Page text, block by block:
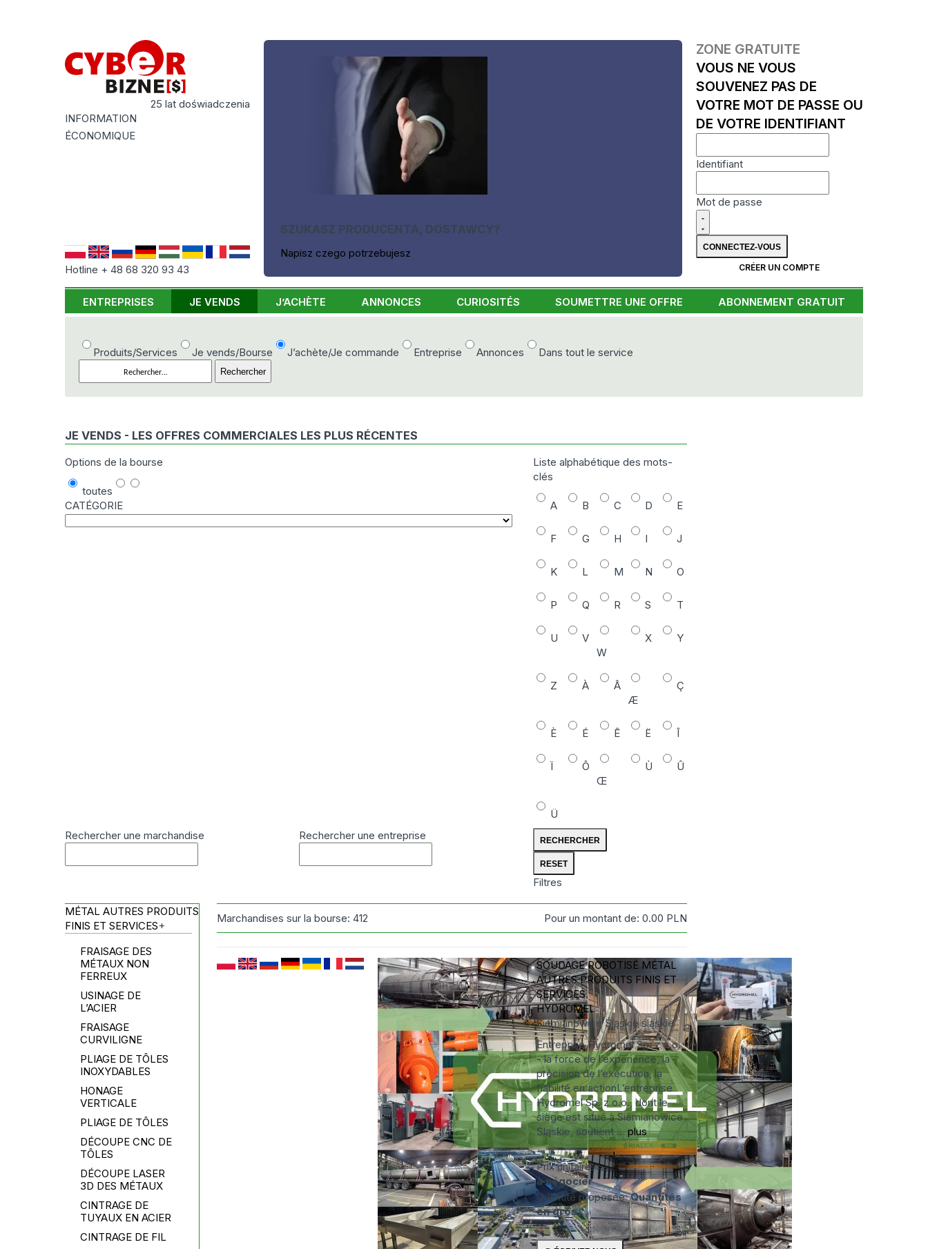
25 lat doświadczenia
INFORMATION
ÉCONOMIQUE
Hotline + 48 68 320 93 43
SZUKASZ PRODUCENTA, DOSTAWCY?
Napisz czego potrzebujesz
ZONE GRATUITE
VOUS NE VOUS
SOUVENEZ PAS DE
VOTRE MOT DE PASSE OU
DE VOTRE IDENTIFIANT
Identifiant
Mot de passe
CRÉER UN COMPTE
ENTREPRISES JE VENDS J’ACHÈTE ANNONCES CURIOSITÉS SOUMETTRE UNE OFFRE ABONNEMENT GRATUIT
Produits/Services Je vends/Bourse J’achète/Je commande Entreprise Annonces Dans tout le service
JE VENDS - LES OFFRES COMMERCIALES LES PLUS RÉCENTES
Options de la bourse
toutes
CATÉGORIE
Liste alphabétique des mots-
clés
A B C D E
F G H I J
K L M N O
P Q R S T
U
V
W
X Y
Z À
Â
Æ
Ç
È É Ê Ë Î
Ï
Ô
Œ
Ù Û
Ü
Rechercher une marchandise
Rechercher une entreprise
Filtres
MÉTAL AUTRES PRODUITS
FINIS ET SERVICES+
FRAISAGE DES
MÉTAUX NON
FERREUX
USINAGE DE
L’ACIER
FRAISAGE
CURVILIGNE
PLIAGE DE TÔLES
INOXYDABLES
HONAGE
VERTICALE
PLIAGE DE TÔLES
DÉCOUPE CNC DE
TÔLES
DÉCOUPE LASER
3D DES MÉTAUX
CINTRAGE DE
TUYAUX EN ACIER
CINTRAGE DE FIL
Marchandises sur la bourse:412 Pour un montant de: 0.00 PLN
SOUDAGE ROBOTISÉ MÉTAL
AUTRES PRODUITS FINIS ET
SERVICES
HYDROMEL
Siemianowice Śląskieśląskie
Entreprise Hydromel Sp. z o.o.
- la force de l’expérience, la
précision de l’exécution, la
fiabilité en actionL’entreprise
Hydromel Sp. z o.o., dont le
siège est situé à Siemianowice
Śląskie, soutient ...plus
Prix unitaire:
à négocier
Quantité proposée:Quantités
en gros